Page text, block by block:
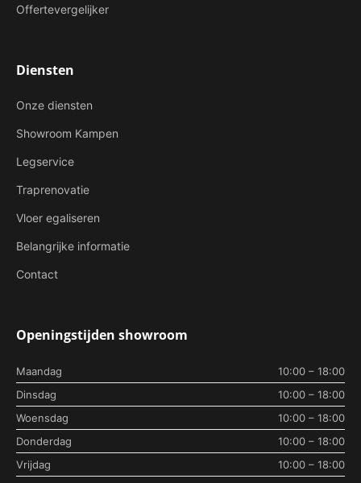
Offertevergelijker
Diensten
Onze diensten
Showroom Kampen
Legservice
Traprenovatie
Vloer egaliseren
Belangrijke informatie
Contact
Openingstijden showroom
Maandag
10:00 – 18:00
Dinsdag
10:00 – 18:00
Woensdag
10:00 – 18:00
Donderdag
10:00 – 18:00
Vrijdag
10:00 – 18:00